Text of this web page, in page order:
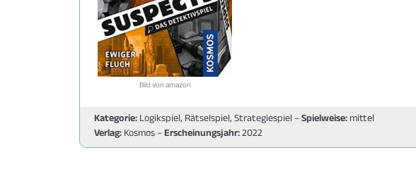
Bild von amazon
Kategorie: Logikspiel, Rätselspiel, Strategiespiel –Spielweise: mittel
Verlag: Kosmos – Erscheinungsjahr:2022